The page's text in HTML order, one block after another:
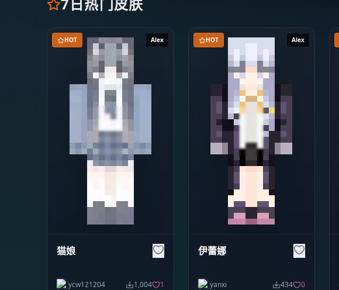
Alex
HOT
猫娘
ycw121204 1,004 1
Alex
HOT
伊蕾娜
yanxi 434 0